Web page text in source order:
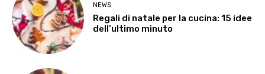
NEWS
Regali di natale per la cucina: 15 idee
dell’ultimo minuto